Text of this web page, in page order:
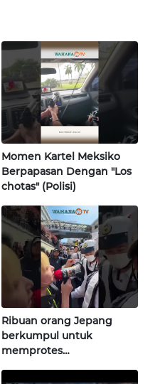
Momen Kartel Meksiko
Berpapasan Dengan "Los
chotas" (Polisi)
Ribuan orang Jepang
berkumpul untuk
memprotes
pertama di Fujisawa